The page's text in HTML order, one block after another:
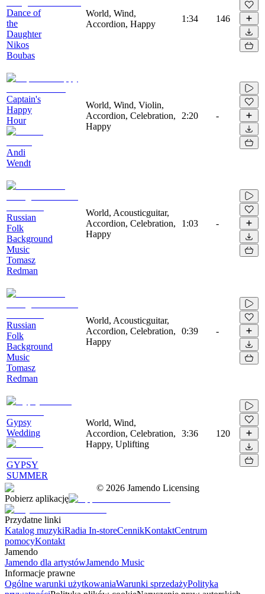
Dance of
the
Daughter
Nikos
Boubas
World, Wind,
Accordion, Happy
1:34 146
Captain's
Happy
Hour
Andi
Wendt
World, Wind, Violin,
Accordion, Celebration,
Happy
2:20 -
Russian
Folk
Background
Music
Tomasz
Redman
World, Acousticguitar,
Accordion, Celebration,
Happy
1:03 -
Russian
Folk
Background
Music
Tomasz
Redman
World, Acousticguitar,
Accordion, Celebration,
Happy
0:39 -
Gypsy
Wedding
GYPSY
SUMMER
World, Wind,
Accordion, Celebration,
Happy, Uplifting
3:36 120
© 2026 Jamendo Licensing
Pobierz aplikację
Przydatne linki
Katalog muzykiRadia In-storeCennikKontaktCentrum
pomocyKontakt
Jamendo
Jamendo dla artystówJamendo Music
Informacje prawne
Ogólne warunki użytkowaniaWarunki sprzedażyPolityka